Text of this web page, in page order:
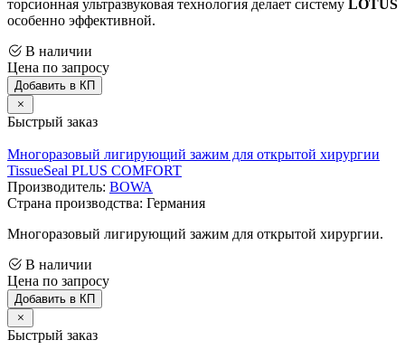
торсионная ультразвуковая технология делает систему LOTUS
особенно эффективной.
В наличии
Цена по запросу
Добавить в КП
Быстрый заказ
Многоразовый лигирующий зажим для открытой хирургии
TissueSeal PLUS COMFORT
Производитель: BOWA
Страна производства: Германия
Многоразовый лигирующий зажим для открытой хирургии.
В наличии
Цена по запросу
Добавить в КП
Быстрый заказ